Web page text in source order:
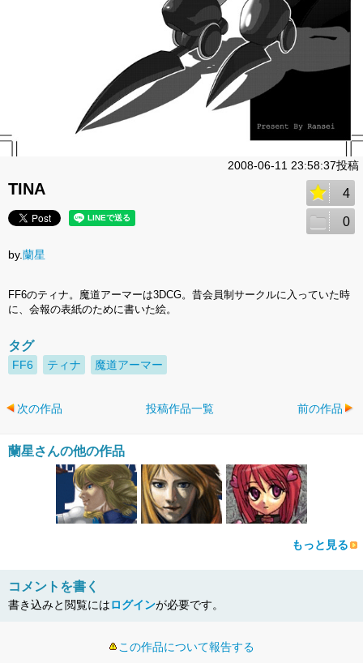
2008-06-11 23:58:37投稿
TINA 4
0
by.蘭星
FF6のティナ。魔道アーマーは3DCG。昔会員制サークルに入っていた時
に、会報の表紙のために書いた絵。
タグ
FF6 ティナ 魔道アーマー
次の作品 投稿作品一覧 前の作品
蘭星さんの他の作品
もっと見る
コメントを書く
書き込みと閲覧にはログインが必要です。
この作品について報告する